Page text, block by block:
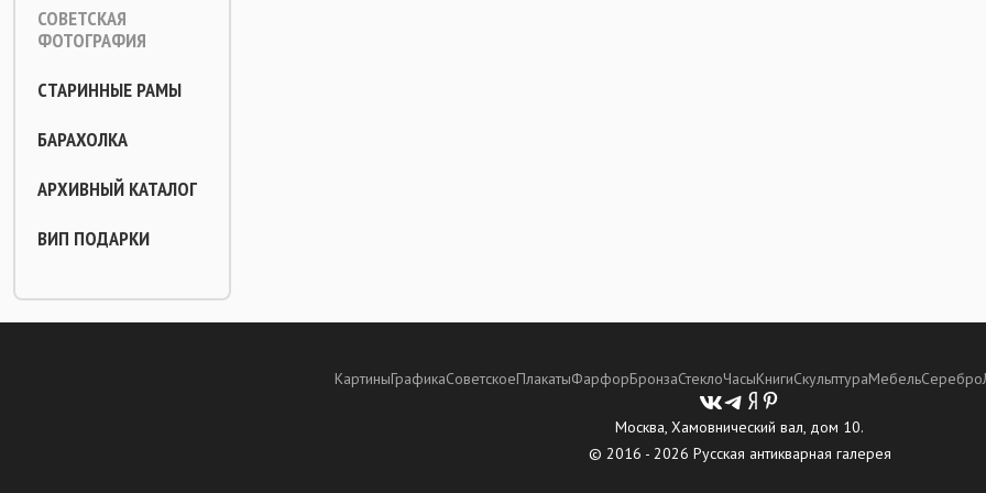
СОВЕТСКАЯ
ФОТОГРАФИЯ
СТАРИННЫЕ РАМЫ
БАРАХОЛКА
АРХИВНЫЙ КАТАЛОГ
ВИП ПОДАРКИ
КартиныГрафикаСоветскоеПлакатыФарфорБронзаСтеклоЧасыКнигиСкульптураМебельСеребро
Москва, Хамовнический вал, дом 10.
© 2016 - 2026 Русская антикварная галерея